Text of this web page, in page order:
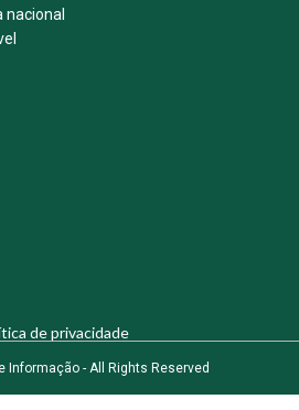
nacional
de privacidade
Informação - All Rights Reserved